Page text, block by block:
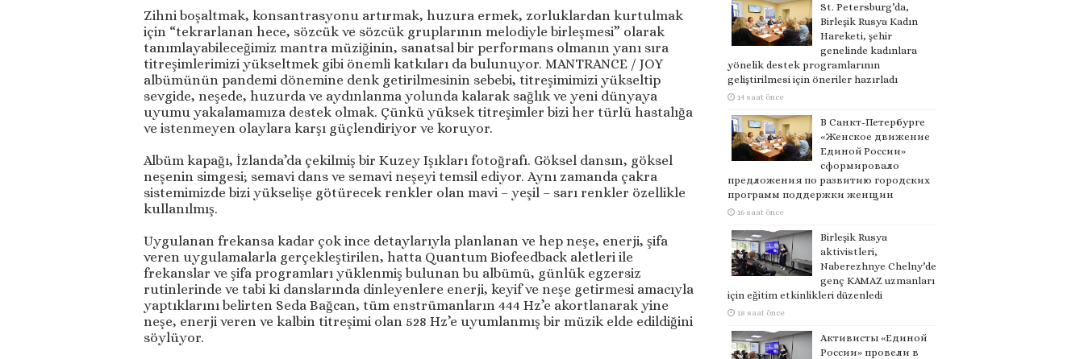
Zihni boşaltmak, konsantrasyonu artırmak, huzura ermek, zorluklardan kurtulmak
için “tekrarlanan hece, sözcük ve sözcük gruplarının melodiyle birleşmesi” olarak
tanımlayabileceğimiz mantra müziğinin, sanatsal bir performans olmanın yanı sıra
titreşimlerimizi yükseltmek gibi önemli katkıları da bulunuyor. MANTRANCE / JOY
albümünün pandemi dönemine denk getirilmesinin sebebi, titreşimimizi yükseltip
sevgide, neşede, huzurda ve aydınlanma yolunda kalarak sağlık ve yeni dünyaya
uyumu yakalamamıza destek olmak. Çünkü yüksek titreşimler bizi her türlü hastalığa
ve istenmeyen olaylara karşı güçlendiriyor ve koruyor.
Albüm kapağı, İzlanda’da çekilmiş bir Kuzey Işıkları fotoğrafı. Göksel dansın, göksel
neşenin simgesi; semavi dans ve semavi neşeyi temsil ediyor. Aynı zamanda çakra
sistemimizde bizi yükselişe götürecek renkler olan mavi – yeşil – sarı renkler özellikle
kullanılmış.
Uygulanan frekansa kadar çok ince detaylarıyla planlanan ve hep neşe, enerji, şifa
veren uygulamalarla gerçekleştirilen, hatta Quantum Biofeedback aletleri ile
frekanslar ve şifa programları yüklenmiş bulunan bu albümü, günlük egzersiz
rutinlerinde ve tabi ki danslarında dinleyenlere enerji, keyif ve neşe getirmesi amacıyla
yaptıklarını belirten Seda Bağcan, tüm enstrümanların 444 Hz’e akortlanarak yine
neşe, enerji veren ve kalbin titreşimi olan 528 Hz’e uyumlanmış bir müzik elde edildiğini
söylüyor.
St. Petersburg’da,
Birleşik Rusya Kadın
Hareketi, şehir
genelinde kadınlara
yönelik destek programlarının
geliştirilmesi için öneriler hazırladı
14 saat önce
В Санкт-Петербурге
«Женское движение
Единой России»
сформировало
предложения по развитию городских
программ поддержки женщин
16 saat önce
Birleşik Rusya
aktivistleri,
Naberezhnye Chelny’de
genç KAMAZ uzmanları
için eğitim etkinlikleri düzenledi
18 saat önce
Активисты «Единой
России» провели в